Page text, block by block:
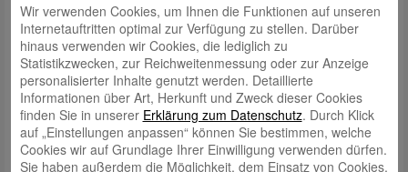
Wir verwenden Cookies, um Ihnen die Funktionen auf unseren
Internetauftritten optimal zur Verfügung zu stellen. Darüber
hinaus verwenden wir Cookies, die lediglich zu
Statistikzwecken, zur Reichweitenmessung oder zur Anzeige
personalisierter Inhalte genutzt werden. Detaillierte
Informationen über Art, Herkunft und Zweck dieser Cookies
finden Sie in unserer Erklärung zum Datenschutz. Durch Klick
auf „Einstellungen anpassen“ können Sie bestimmen, welche
Cookies wir auf Grundlage Ihrer Einwilligung verwenden dürfen.
Sie haben außerdem die Möglichkeit, dem Einsatz von Cookies,